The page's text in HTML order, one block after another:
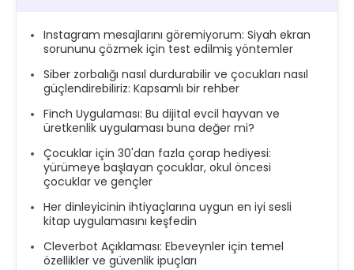
Instagram mesajlarını göremiyorum: Siyah ekran
sorununu çözmek için test edilmiş yöntemler
Siber zorbalığı nasıl durdurabilir ve çocukları nasıl
güçlendirebiliriz: Kapsamlı bir rehber
Finch Uygulaması: Bu dijital evcil hayvan ve
üretkenlik uygulaması buna değer mi?
Çocuklar için 30'dan fazla çorap hediyesi:
yürümeye başlayan çocuklar, okul öncesi
çocuklar ve gençler
Her dinleyicinin ihtiyaçlarına uygun en iyi sesli
kitap uygulamasını keşfedin
Cleverbot Açıklaması: Ebeveynler için temel
özellikler ve güvenlik ipuçları